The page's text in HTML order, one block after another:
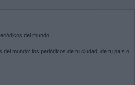
del mundo.
del mundo: los periódicos de tu ciudad, de tu país o